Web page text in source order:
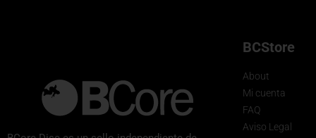
BCStore
About
Mi cuenta
FAQ
Aviso Legal